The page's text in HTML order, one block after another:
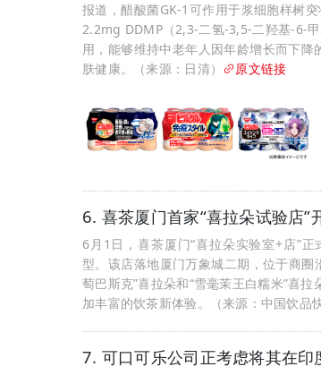
报道，醋酸菌GK-1可作用于浆细胞样树
2.2mg DDMP（2,3-二氢-3,5-二羟基-6-
用，能够维持中老年人因年龄增长而下
肤健康。（来源：日清）
原文链接
6. 喜茶厦门首家“喜拉朵试验店”
6月1日，喜茶厦门“喜拉朵实验室+店”
型。该店落地厦门万象城二期，位于商圈
萄巴斯克”喜拉朵和“雪毫茉王白糯米”喜
加丰富的饮茶新体验。（来源：中国饮品快
7. 可口可乐公司正考虑将其在